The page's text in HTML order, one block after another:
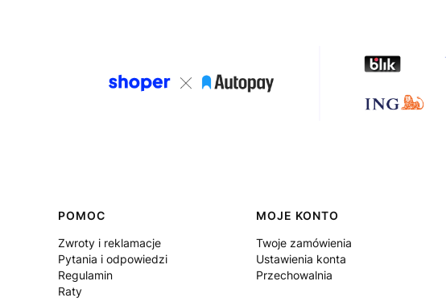
Linki w stopce
POMOC
Zwroty i reklamacje
Pytania i odpowiedzi
Regulamin
Raty
MOJE KONTO
Twoje zamówienia
Ustawienia konta
Przechowalnia